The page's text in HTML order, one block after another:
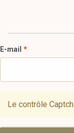
E-mail
Le contrôle